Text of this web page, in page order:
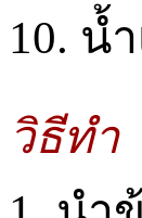
10. น้
วิธีทำ